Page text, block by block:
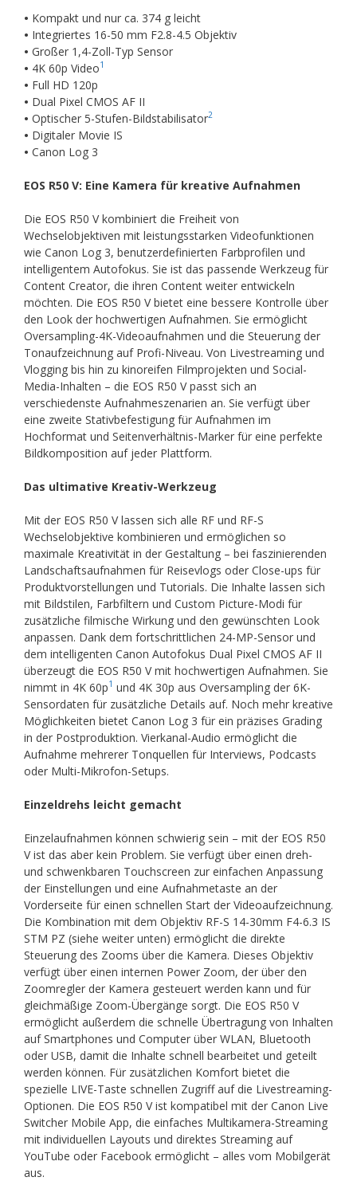
• Kompakt und nur ca. 374 g leicht
• Integriertes 16-50 mm F2.8-4.5 Objektiv
• Großer 1,4-Zoll-Typ Sensor
• 4K 60p Video1
• Full HD 120p
• Dual Pixel CMOS AF II
• Optischer 5-Stufen-Bildstabilisator2
• Digitaler Movie IS
• Canon Log 3
EOS R50 V: Eine Kamera für kreative Aufnahmen
Die EOS R50 V kombiniert die Freiheit von
Wechselobjektiven mit leistungsstarken Videofunktionen
wie Canon Log 3, benutzerdefinierten Farbprofilen und
intelligentem Autofokus. Sie ist das passende Werkzeug für
Content Creator, die ihren Content weiter entwickeln
möchten. Die EOS R50 V bietet eine bessere Kontrolle über
den Look der hochwertigen Aufnahmen. Sie ermöglicht
Oversampling-4K-Videoaufnahmen und die Steuerung der
Tonaufzeichnung auf Profi-Niveau. Von Livestreaming und
Vlogging bis hin zu kinoreifen Filmprojekten und Social-
Media-Inhalten – die EOS R50 V passt sich an
verschiedenste Aufnahmeszenarien an. Sie verfügt über
eine zweite Stativbefestigung für Aufnahmen im
Hochformat und Seitenverhältnis-Marker für eine perfekte
Bildkomposition auf jeder Plattform.
Das ultimative Kreativ-Werkzeug
Mit der EOS R50 V lassen sich alle RF und RF-S
Wechselobjektive kombinieren und ermöglichen so
maximale Kreativität in der Gestaltung – bei faszinierenden
Landschaftsaufnahmen für Reisevlogs oder Close-ups für
Produktvorstellungen und Tutorials. Die Inhalte lassen sich
mit Bildstilen, Farbfiltern und Custom Picture-Modi für
zusätzliche filmische Wirkung und den gewünschten Look
anpassen. Dank dem fortschrittlichen 24-MP-Sensor und
dem intelligenten Canon Autofokus Dual Pixel CMOS AF II
überzeugt die EOS R50 V mit hochwertigen Aufnahmen. Sie
nimmt in 4K 60p1 und 4K 30p aus Oversampling der 6K-
Sensordaten für zusätzliche Details auf. Noch mehr kreative
Möglichkeiten bietet Canon Log 3 für ein präzises Grading
in der Postproduktion. Vierkanal-Audio ermöglicht die
Aufnahme mehrerer Tonquellen für Interviews, Podcasts
oder Multi-Mikrofon-Setups.
Einzeldrehs leicht gemacht
Einzelaufnahmen können schwierig sein – mit der EOS R50
V ist das aber kein Problem. Sie verfügt über einen dreh-
und schwenkbaren Touchscreen zur einfachen Anpassung
der Einstellungen und eine Aufnahmetaste an der
Vorderseite für einen schnellen Start der Videoaufzeichnung.
Die Kombination mit dem Objektiv RF-S 14-30mm F4-6.3 IS
STM PZ (siehe weiter unten) ermöglicht die direkte
Steuerung des Zooms über die Kamera. Dieses Objektiv
verfügt über einen internen Power Zoom, der über den
Zoomregler der Kamera gesteuert werden kann und für
gleichmäßige Zoom-Übergänge sorgt. Die EOS R50 V
ermöglicht außerdem die schnelle Übertragung von Inhalten
auf Smartphones und Computer über WLAN, Bluetooth
oder USB, damit die Inhalte schnell bearbeitet und geteilt
werden können. Für zusätzlichen Komfort bietet die
spezielle LIVE-Taste schnellen Zugriff auf die Livestreaming-
Optionen. Die EOS R50 V ist kompatibel mit der Canon Live
Switcher Mobile App, die einfaches Multikamera-Streaming
mit individuellen Layouts und direktes Streaming auf
YouTube oder Facebook ermöglicht – alles vom Mobilgerät
aus.